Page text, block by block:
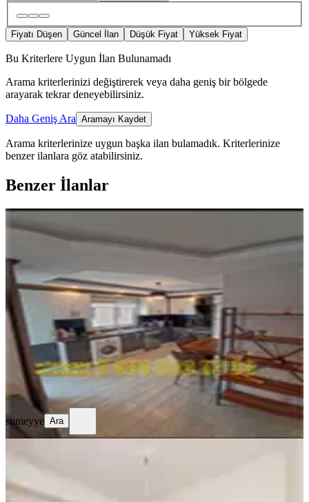
Fiyatı Düşen Güncel İlan Düşük Fiyat Yüksek Fiyat
Bu Kriterlere Uygun İlan Bulunamadı
Arama kriterlerinizi değiştirerek veya daha geniş bir bölgede
arayarak tekrar deneyebilirsiniz.
Daha Geniş Ara Aramayı Kaydet
Arama kriterlerinize uygun başka ilan bulamadık. Kriterlerinize
benzer ilanlara göz atabilirsiniz.
Benzer İlanlar
YENİ
Okuyunuz) Whatsapp:
O_5_3_6__8_6_0__7_3__0_2_
Fatih, Yedikule Mahallesi
2+1·120 m²·3. Kat · 09.08.2026
29.000 ₺
sumeyye
Ara
sumeyye Ara
Eşyalı Kiralık 2+1